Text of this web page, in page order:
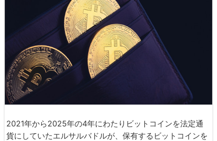
2021年から2025年の4年にわたりビットコインを法定通
貨にしていたエルサルバドルが、保有するビットコインを